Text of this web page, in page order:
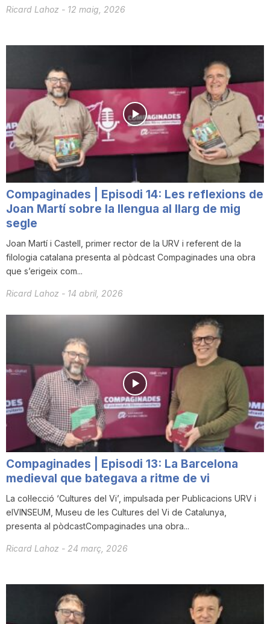
a
o
n
a
Ricard Lahoz - 12 maig, 2026
Compaginades | Episodi 14: Les reflexions de
Joan Martí sobre la llengua al llarg de mig
segle
Joan Martí i Castell, primer rector de la URV i referent de la
filologia catalana presenta al pòdcast Compaginades una obra
que s’erigeix com...
Ricard Lahoz - 14 abril, 2026
Compaginades | Episodi 13: La Barcelona
medieval que bategava a ritme de vi
La col·lecció ‘Cultures del Vi’, impulsada per Publicacions URV i
elVINSEUM, Museu de les Cultures del Vi de Catalunya,
presenta al pòdcastCompaginades una obra...
Ricard Lahoz - 24 març, 2026